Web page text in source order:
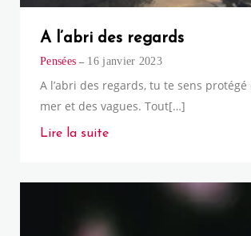
A l’abri des regards
Pensées 16 janvier 2023
A l’abri des regards, tu te sens
mer et des vagues. Tout[…]
Lire la suite